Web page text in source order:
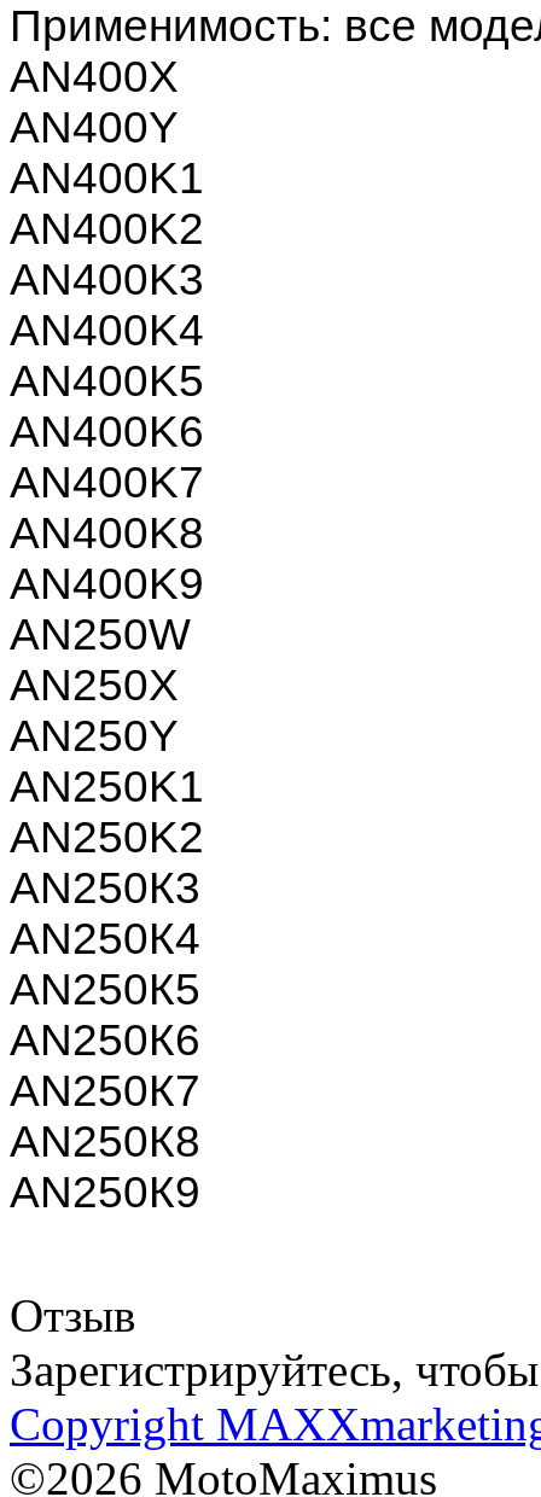
Применимость: все
AN400X
AN400Y
AN400K1
AN400K2
AN400K3
AN400K4
AN400K5
AN400K6
AN400K7
AN400K8
AN400K9
AN250W
AN250X
AN250Y
AN250K1
AN250K2
AN250К3
AN250К4
AN250К5
AN250К6
AN250К7
AN250К8
AN250К9
Отзыв
Зарегистрируйтесь,
Copyright
©2026 MotoMaximus